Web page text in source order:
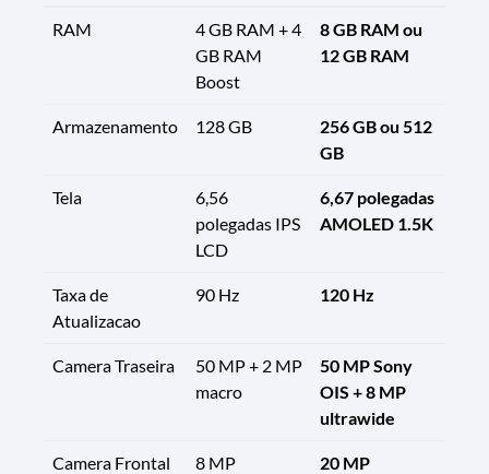
RAM
4 GB RAM + 4
GB RAM
Boost
8 GB RAM ou
12 GB RAM
Armazenamento 128 GB
256 GB ou 512
GB
Tela
6,56
polegadas IPS
LCD
6,67 polegadas
AMOLED 1.5K
Taxa de
Atualizacao
90 Hz 120 Hz
Camera Traseira
50 MP + 2 MP
macro
50 MP Sony
OIS + 8 MP
ultrawide
Camera Frontal 8 MP 20 MP